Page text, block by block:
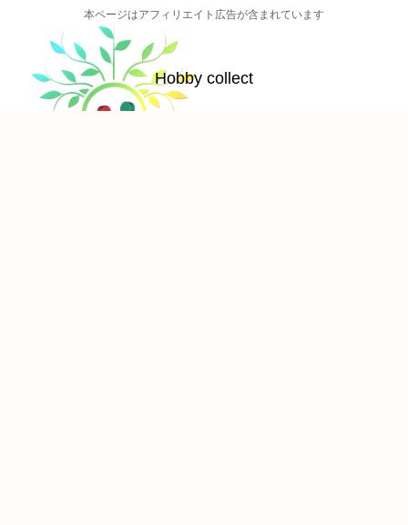
本ページはアフィリエイト広告が含まれています
Hobby collect